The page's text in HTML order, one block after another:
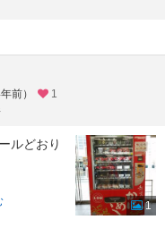
前）
1
ルどおり
1